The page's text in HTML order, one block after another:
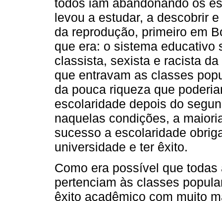
todos iam abandonando os
levou a estudar, a descobrir
da reprodução, primeiro em
que era: o sistema educativo
classista, sexista e racista
que entravam as classes
da pouca riqueza que
escolaridade depois do
naquelas condições, a
sucesso a escolaridade
universidade e ter êxito.
Como era possível que
pertenciam às classes
êxito acadêmico com muito